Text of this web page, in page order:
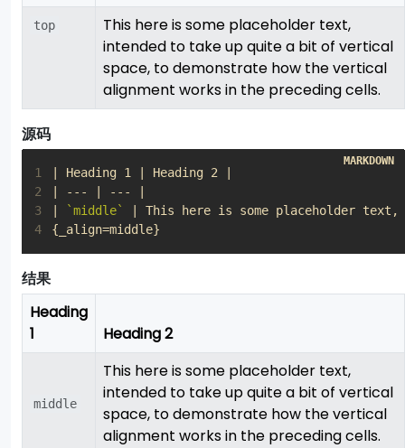
top
This here is some placeholder text,
intended to take up quite a bit of vertical
space, to demonstrate how the vertical
alignment works in the preceding cells.
源码
1
2
3
`middle`
4
{_align=middle}
结果
Heading
1
Heading 2
middle
This here is some placeholder text,
intended to take up quite a bit of vertical
space, to demonstrate how the vertical
alignment works in the preceding cells.